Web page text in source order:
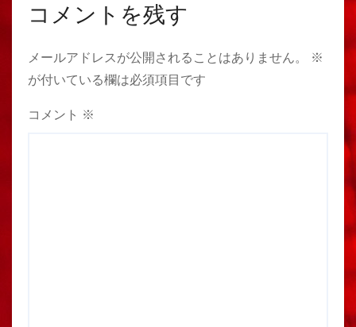
コメントを残す
メールアドレスが公開されることはありません。
※
が付いている欄は必須項目です
コメント ※